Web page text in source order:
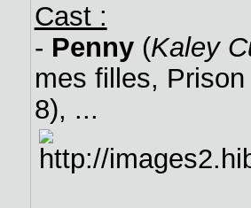
Cast :
- Penny(Kaley
mes filles,
8), ...